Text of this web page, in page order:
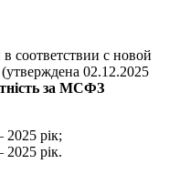
соответствии с новой
02.12.2025
за МСФЗ
2025 рік;
2025 рік.